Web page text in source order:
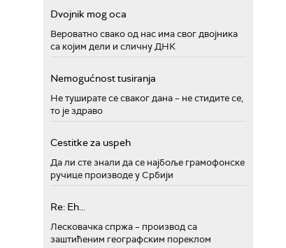
Dvojnik mog oca
Вероватно свако од нас има свог двојника
са којим дели и сличну ДНК
Nemogućnost tusiranja
Не туширате се сваког дана – не стидите се,
то је здраво
Cestitke za uspeh
Да ли сте знали да се најбоље грамофонске
ручице производе у Србији
Re: Eh...
Лесковачка спржа – производ са
заштићеним географским пореклом